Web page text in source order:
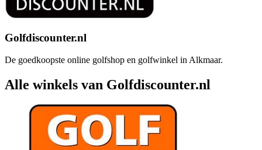
Golfdiscounter.nl
De goedkoopste online golfshop en golfwinkel in Alkmaar.
Alle winkels van Golfdiscounter.nl